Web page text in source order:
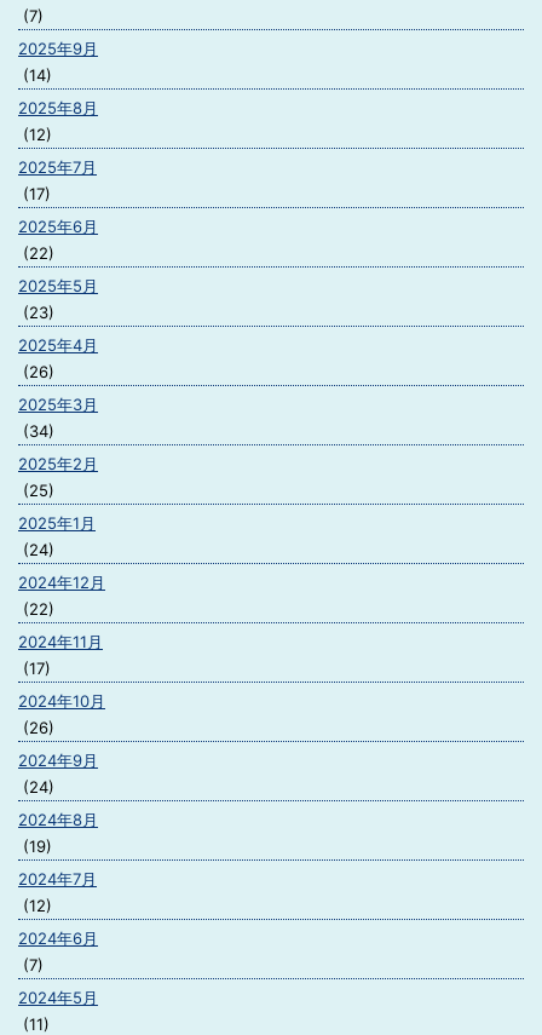
(7)
2025年9月
(14)
2025年8月
(12)
2025年7月
(17)
2025年6月
(22)
2025年5月
(23)
2025年4月
(26)
2025年3月
(34)
2025年2月
(25)
2025年1月
(24)
2024年12月
(22)
2024年11月
(17)
2024年10月
(26)
2024年9月
(24)
2024年8月
(19)
2024年7月
(12)
2024年6月
(7)
2024年5月
(11)